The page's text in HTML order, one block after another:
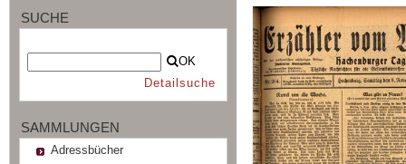
SUCHE
OK
Detailsuche
SAMMLUNGEN
Adressbücher